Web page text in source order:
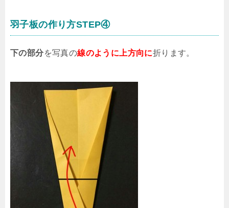
羽子板の作り方STEP④
下の部分を写真の線のように上方向に折ります。